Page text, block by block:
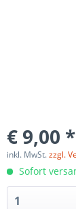
€ 9,00 *
inkl. MwSt.zzgl.
Sofort